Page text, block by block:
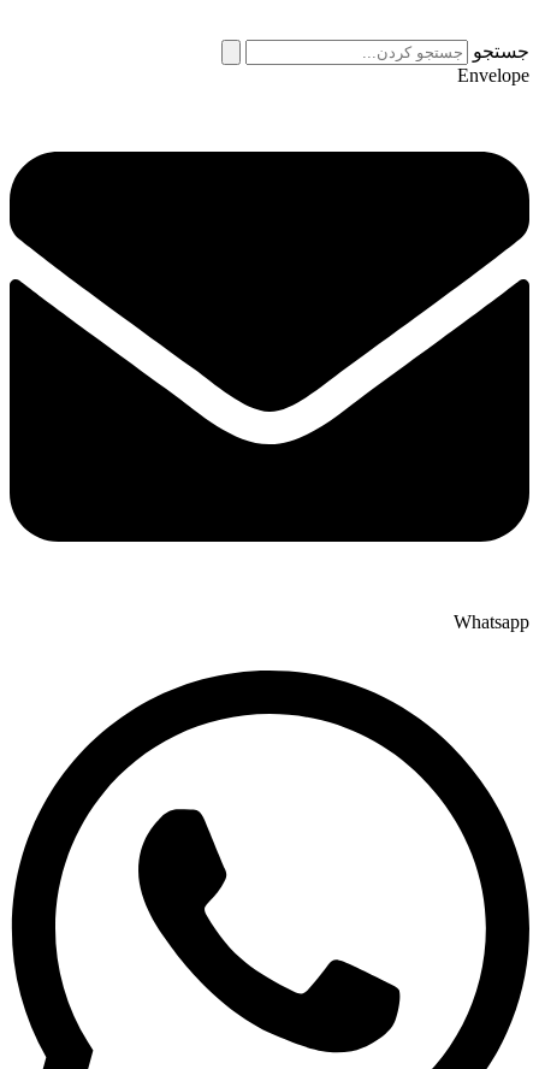
جستجو
Envelope
Whatsapp